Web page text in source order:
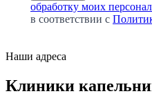
обработку моих
в соответствии с
Наши адреса
Клиники